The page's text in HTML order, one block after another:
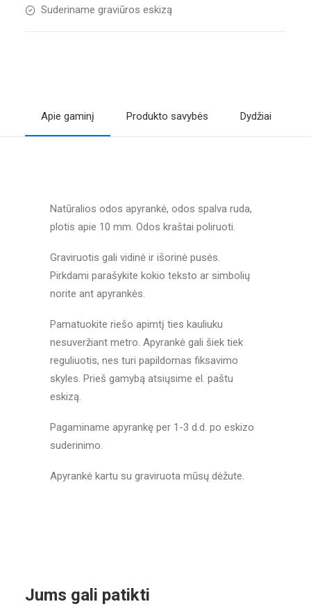
Suderiname graviūros eskizą
Apie gaminį Produkto savybės Dydžiai
Natūralios odos apyrankė, odos spalva ruda,
plotis apie 10 mm. Odos kraštai poliruoti.
Graviruotis gali vidinė ir išorinė pusės.
Pirkdami parašykite kokio teksto ar simbolių
norite ant apyrankės.
Pamatuokite riešo apimtį ties kauliuku
nesuveržiant metro. Apyrankė gali šiek tiek
reguliuotis, nes turi papildomas fiksavimo
skyles. Prieš gamybą atsiųsime el. paštu
eskizą.
Pagaminame apyrankę per 1-3 d.d. po eskizo
suderinimo.
Apyrankė kartu su graviruota mūsų dėžute.
Jums gali patikti